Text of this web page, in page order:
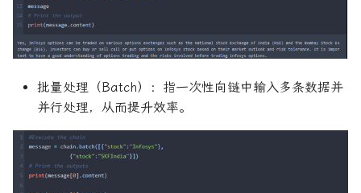
批量处理（Batch）：指一次性向链中输入多条数据并
并行处理，从而提升效率。